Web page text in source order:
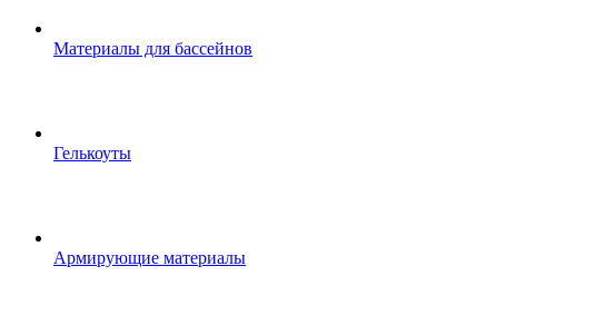
Материалы для бассейнов
Гелькоуты
Армирующие материалы